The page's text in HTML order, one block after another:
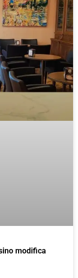
modifica